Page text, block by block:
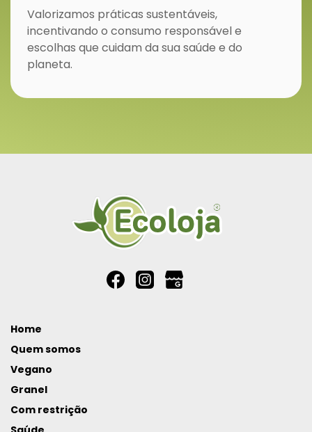
Valorizamos práticas sustentáveis,
incentivando o consumo responsável e
escolhas que cuidam da sua saúde e do
planeta.
Home
Quem somos
Vegano
Granel
Com restrição